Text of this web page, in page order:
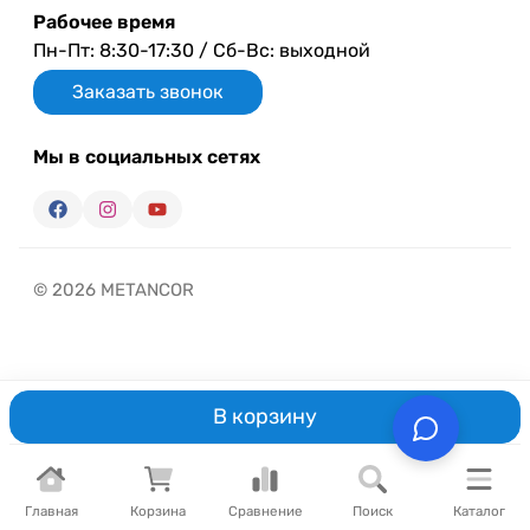
В корзину
Главная Корзина Сравнение Поиск Каталог
Рабочее время
Пн-Пт: 8:30-17:30 / Сб-Вс: выходной
Заказать звонок
Мы в социальных сетях
© 2026 METANCOR